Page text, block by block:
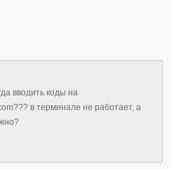
вводить коды на
в терминале не работает, а